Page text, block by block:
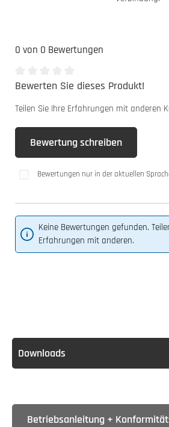
0 von 0 Bewertungen
Durchschnittliche Bewertung von 0 von 5
Bewerten Sie dieses Produkt!
Teilen Sie Ihre Erfahrungen mit anderen
Bewertung schreiben
Bewertungen nur in der aktuellen
Keine Bewertungen gefunden.
Erfahrungen mit anderen.
Downloads
Betriebsanleitung +